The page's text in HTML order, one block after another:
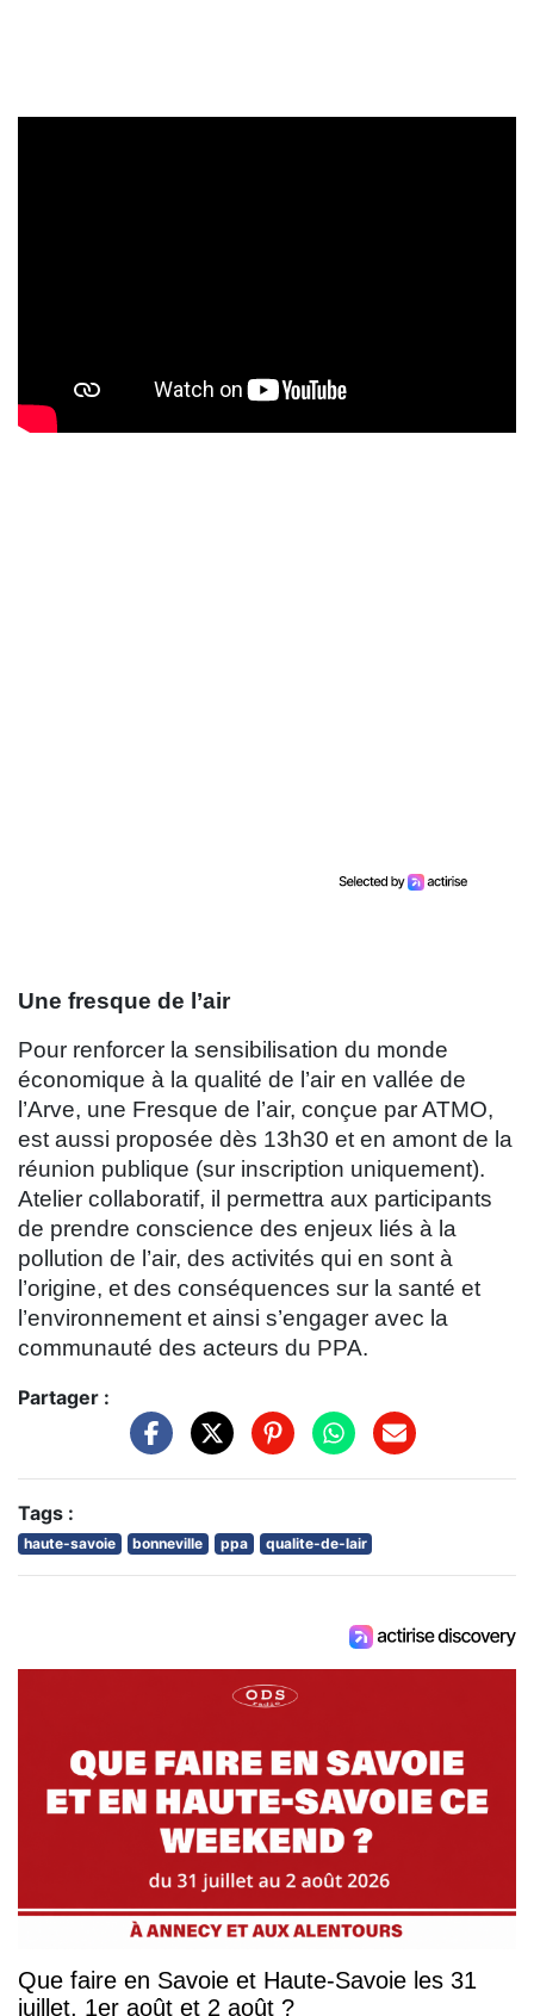
Une fresque de l’air
Pour renforcer la sensibilisation du monde
économique à la qualité de l’air en vallée de
l’Arve, une Fresque de l’air, conçue par ATMO,
est aussi proposée dès 13h30 et en amont de la
réunion publique (sur inscription uniquement).
Atelier collaboratif, il permettra aux participants
de prendre conscience des enjeux liés à la
pollution de l’air, des activités qui en sont à
l’origine, et des conséquences sur la santé et
l’environnement et ainsi s’engager avec la
communauté des acteurs du PPA.
Partager :
Tags :
haute-savoie bonneville ppa qualite-de-lair
Que faire en Savoie et Haute-Savoie les 31
juillet, 1er août et 2 août ?